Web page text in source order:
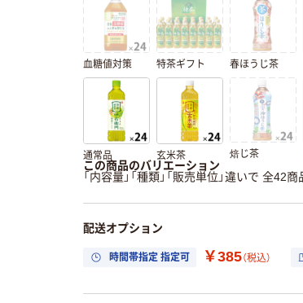
血糖値対策 特茶ギフト 春ほうじ茶
通常品 玄米茶 焙じ茶
この商品のバリエーション
「内容量」「種類」「販売単位」違いで 全42商
配送オプション
時間帯指定 指定可 ￥385（税込）